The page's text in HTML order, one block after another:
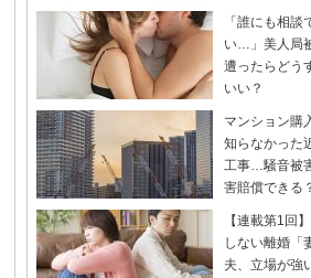
「誰にも相談
い…」美人局
遭ったらどう
いい？
マンション購
知らなかった
工事…騒音被
害賠償できる
【連載第1回
しない離婚「
夫、立場が強